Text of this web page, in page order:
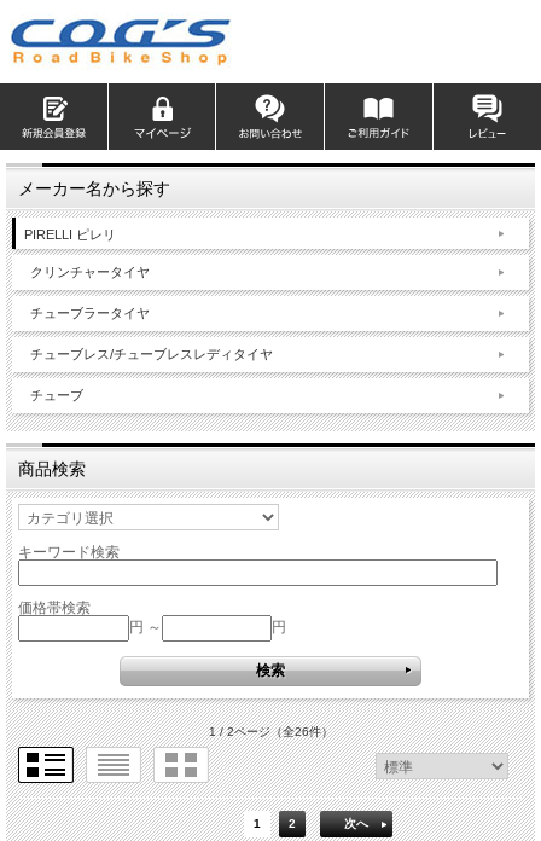
メーカー名から探す
PIRELLI ピレリ
クリンチャータイヤ
チューブラータイヤ
チューブレス/チューブレスレディタイヤ
チューブ
商品検索
キーワード検索
価格帯検索
円 ～
円
1 / 2ページ（全26件）
1 2 次へ